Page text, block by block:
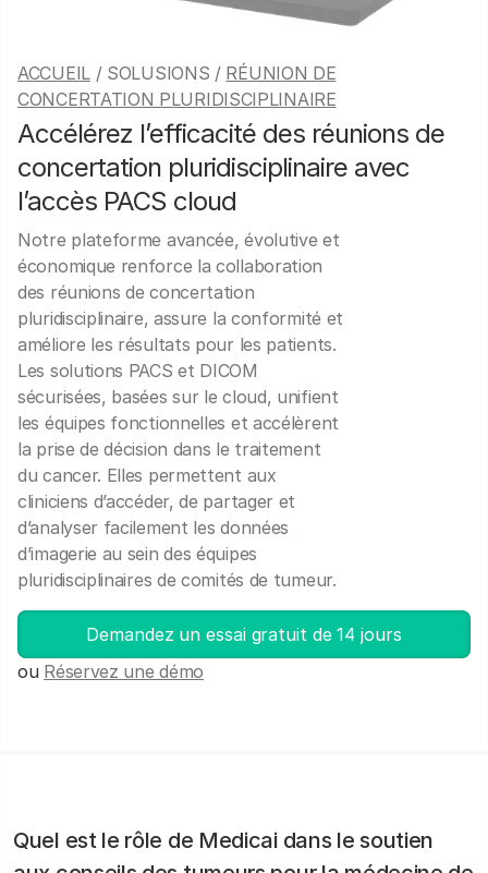
ACCUEIL/ SOLUSIONS / RÉUNION DE
CONCERTATION PLURIDISCIPLINAIRE
Accélérez l’efficacité des réunions de
concertation pluridisciplinaire avec
l’accès PACS cloud
Notre plateforme avancée, évolutive et
économique renforce la collaboration
des réunions de concertation
pluridisciplinaire, assure la conformité et
améliore les résultats pour les patients.
Les solutions PACS et DICOM
sécurisées, basées sur le cloud, unifient
les équipes fonctionnelles et accélèrent
la prise de décision dans le traitement
du cancer. Elles permettent aux
cliniciens d’accéder, de partager et
d’analyser facilement les données
d’imagerie au sein des équipes
pluridisciplinaires de comités de tumeur.
Demandez un essai gratuit de 14 jours
ou Réservez une démo
Quel est le rôle de Medicai dans le soutien